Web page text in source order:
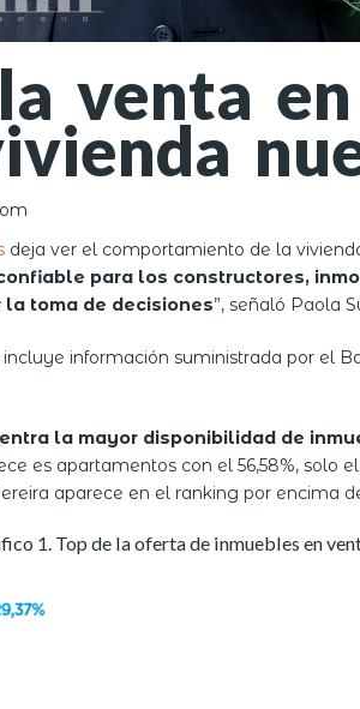
venta
deja ver el comportamiento de la
para los constructores,
toma de decisiones”, señaló Paola
información suministrada por el
la mayor disponibilidad de
es apartamentos con el 56,58%, solo
aparece en el ranking por encima
1. Top de la oferta de inmuebles en